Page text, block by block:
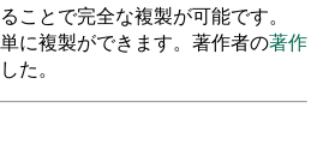
ことで完全な複製が可能です。
に複製ができます。著作者の著作
た。